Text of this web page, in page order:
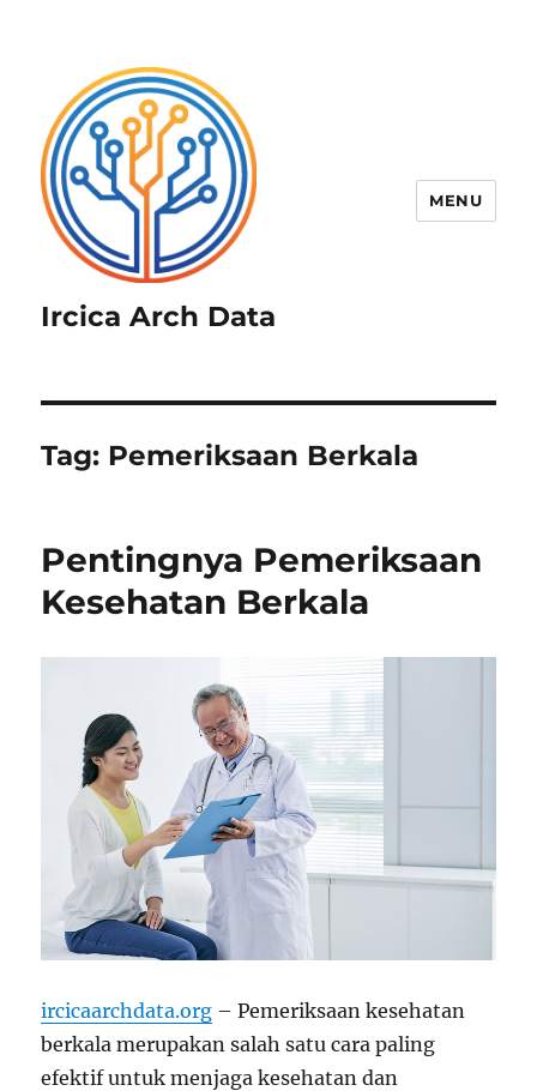
Ircica Arch Data
MENU
Tag: Pemeriksaan Berkala
Pentingnya Pemeriksaan
Kesehatan Berkala
ircicaarchdata.org – Pemeriksaan kesehatan
berkala merupakan salah satu cara paling
efektif untuk menjaga kesehatan dan